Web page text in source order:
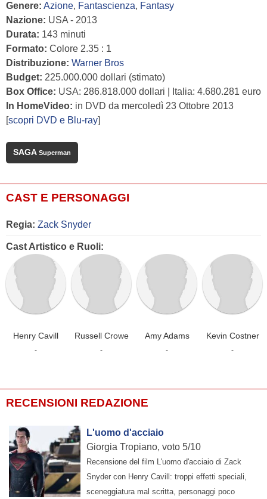
Genere: Azione, Fantascienza, Fantasy
Nazione: USA - 2013
Durata: 143 minuti
Formato: Colore 2.35 : 1
Distribuzione: Warner Bros
Budget: 225.000.000 dollari (stimato)
Box Office: USA: 286.818.000 dollari | Italia: 4.680.281 euro
In HomeVideo: in DVD da mercoledì 23 Ottobre 2013
[scopri DVD e Blu-ray]
SAGA Superman
CAST E PERSONAGGI
Regia: Zack Snyder
Cast Artistico e Ruoli:
Henry Cavill
-
Russell Crowe
-
Amy Adams
-
Kevin Costner
-
RECENSIONI REDAZIONE
L'uomo d'acciaio
Giorgia Tropiano, voto 5/10
Recensione del film L'uomo d'acciaio di Zack
Snyder con Henry Cavill: troppi effetti speciali,
sceneggiatura mal scritta, personaggi poco